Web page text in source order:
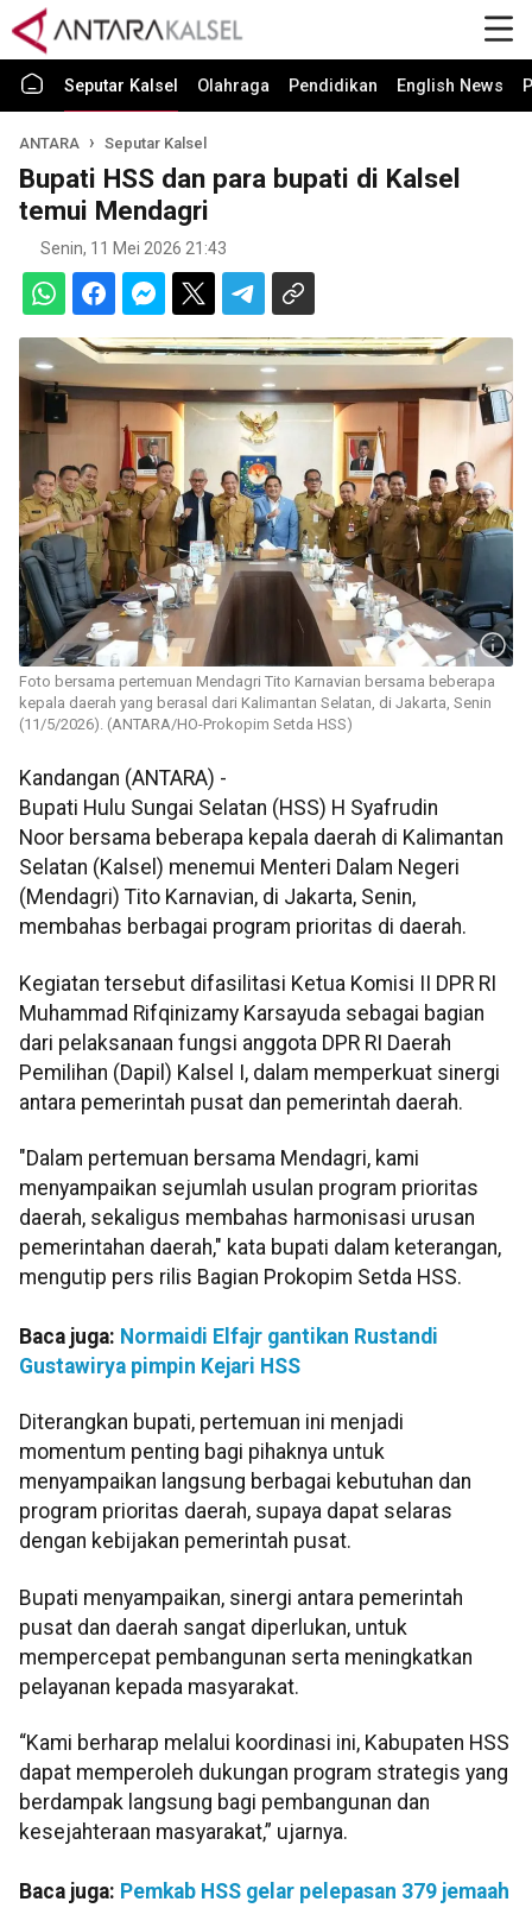
Seputar Kalsel Olahraga Pendidikan English News
ANTARA Seputar Kalsel
Bupati HSS dan para bupati di Kalsel
temui Mendagri
Senin, 11 Mei 2026 21:43
Foto bersama pertemuan Mendagri Tito Karnavian bersama beberapa
kepala daerah yang berasal dari Kalimantan Selatan, di Jakarta, Senin
(11/5/2026). (ANTARA/HO-Prokopim Setda HSS)
Kandangan (ANTARA) -
Bupati Hulu Sungai Selatan (HSS) H Syafrudin
Noor bersama beberapa kepala daerah di Kalimantan
Selatan (Kalsel) menemui Menteri Dalam Negeri
(Mendagri) Tito Karnavian, di Jakarta, Senin,
membahas berbagai program prioritas di daerah.
Kegiatan tersebut difasilitasi Ketua Komisi II DPR RI
Muhammad Rifqinizamy Karsayuda sebagai bagian
dari pelaksanaan fungsi anggota DPR RI Daerah
Pemilihan (Dapil) Kalsel I, dalam memperkuat sinergi
antara pemerintah pusat dan pemerintah daerah.
"Dalam pertemuan bersama Mendagri, kami
menyampaikan sejumlah usulan program prioritas
daerah, sekaligus membahas harmonisasi urusan
pemerintahan daerah," kata bupati dalam keterangan,
mengutip pers rilis Bagian Prokopim Setda HSS.
Baca juga: Normaidi Elfajr gantikan Rustandi
Gustawirya pimpin Kejari HSS
Diterangkan bupati, pertemuan ini menjadi
momentum penting bagi pihaknya untuk
menyampaikan langsung berbagai kebutuhan dan
program prioritas daerah, supaya dapat selaras
dengan kebijakan pemerintah pusat.
Bupati menyampaikan, sinergi antara pemerintah
pusat dan daerah sangat diperlukan, untuk
mempercepat pembangunan serta meningkatkan
pelayanan kepada masyarakat.
“Kami berharap melalui koordinasi ini, Kabupaten HSS
dapat memperoleh dukungan program strategis yang
berdampak langsung bagi pembangunan dan
kesejahteraan masyarakat,” ujarnya.
Baca juga: Pemkab HSS gelar pelepasan 379 jemaah